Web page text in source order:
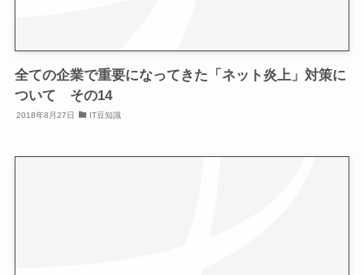
全ての企業で重要になってきた「ネット炎上」対策に
ついて その14
2018年8月27日 IT豆知識